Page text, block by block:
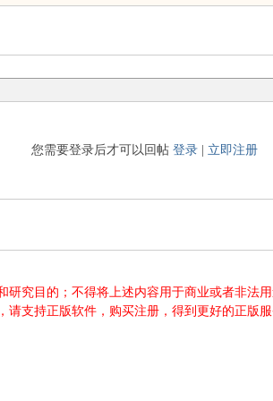
您需要登录后才可以回帖 登录| 立即注册
究目的；不得将上述内容用于商业或者非法
支持正版软件，购买注册，得到更好的正版